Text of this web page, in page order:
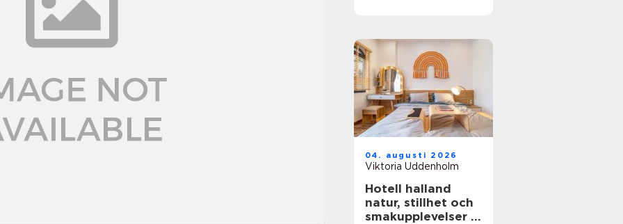
04. augusti 2026
Viktoria Uddenholm
Hotell halland
natur, stillhet och
smakupplevelser i